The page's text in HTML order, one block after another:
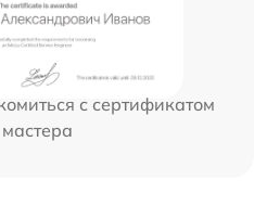
с сертификатом
мастера